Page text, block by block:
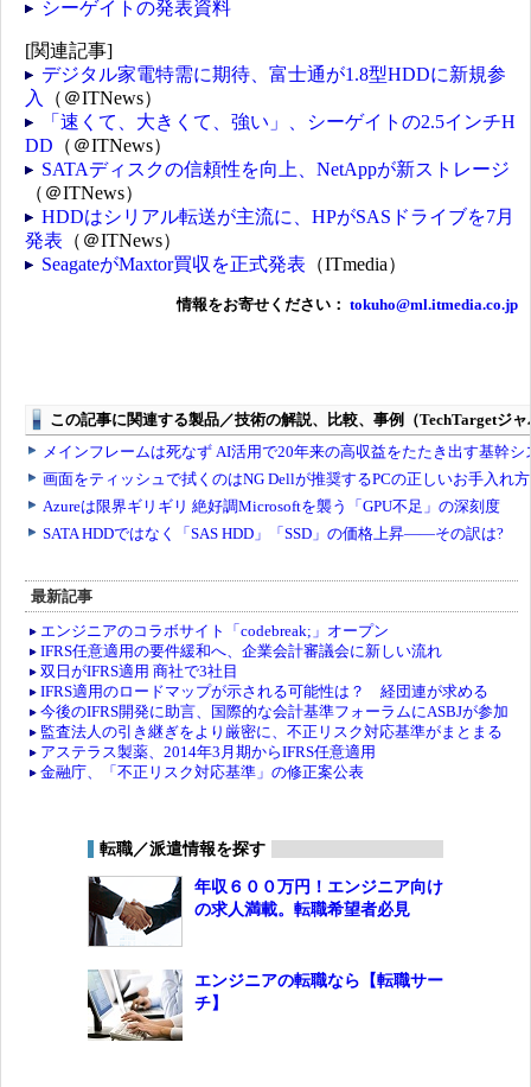
シーゲイトの発表資料
[関連記事]
デジタル家電特需に期待、富士通が1.8型HDDに新規参
入
（＠ITNews）
「速くて、大きくて、強い」、シーゲイトの2.5インチH
DD （＠ITNews）
SATAディスクの信頼性を向上、NetAppが新ストレージ
（＠ITNews）
HDDはシリアル転送が主流に、HPがSASドライブを7月
発表 （＠ITNews）
SeagateがMaxtor買収を正式発表 （ITmedia）
情報をお寄せください： tokuho@ml.itmedia.co.jp
最新記事
エンジニアのコラボサイト「codebreak;」オープン
IFRS任意適用の要件緩和へ、企業会計審議会に新しい流れ
双日がIFRS適用 商社で3社目
IFRS適用のロードマップが示される可能性は？ 経団連が求める
今後のIFRS開発に助言、国際的な会計基準フォーラムにASBJが参加
監査法人の引き継ぎをより厳密に、不正リスク対応基準がまとまる
アステラス製薬、2014年3月期からIFRS任意適用
金融庁、「不正リスク対応基準」の修正案公表
転職／派遣情報を探す
年収６００万円！エンジニア向け
の求人満載。転職希望者必見
エンジニアの転職なら【転職サー
チ】